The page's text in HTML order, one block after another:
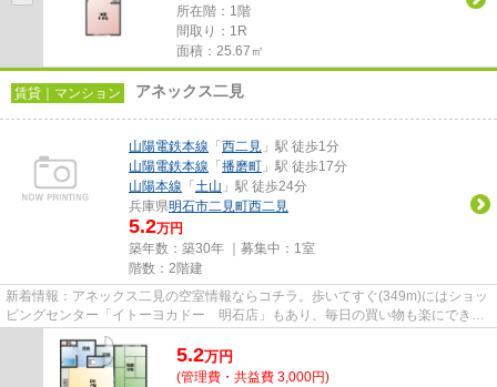
所在階：1階
間取り：1R
面積：25.67㎡
賃貸｜マンション アネックス二見
山陽電鉄本線 「 西二見 」駅 徒歩1分
山陽電鉄本線 「 播磨町 」駅 徒歩17分
山陽本線 「 土山 」駅 徒歩24分
兵庫県明石市二見町西二見
5.2万円
築年数：築30年 ｜募集中： 1室
階数：2階建
新着情報：アネックス二見の空室情報ならコチラ。歩いてすぐ(349m)にはショッ
ピングセンター「イトーヨカドー 明石店」もあり、毎日の買い物も楽にできま
す。お好きな駅が選べるのが2...
5.2万円
(管理費・共益費 3,000円)